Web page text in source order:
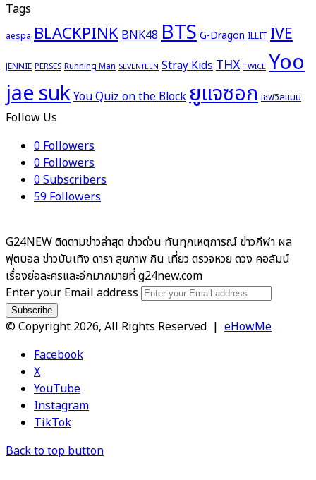
Tags
aespa BLACKPINKBNK48BTSG-Dragon ILLIT IVE
JENNIE PERSES Running Man SEVENTEEN Stray KidsTHX TWICE Yoo
jae sukYou Quiz on the Blockยูแจซอก เชฟวิลแมน
Follow Us
0Followers
0Followers
0Subscribers
59Followers
G24NEW ติดตามข่าวล่าสุด ข่าวด่วน ทันทุกเหตุการณ์ ข่าวกีฬา ผล
ฟุตบอล ข่าวบันเทิง ดารา สุขภาพ กิน เที่ยว ตรวจหวย ดวง คอลัมน์
เรื่องย่อละครและอีกมากมายที่ g24new.com
Enter your Email address
© Copyright 2026, All Rights Reserved | eHowMe
Facebook
X
YouTube
Instagram
TikTok
Back to top button